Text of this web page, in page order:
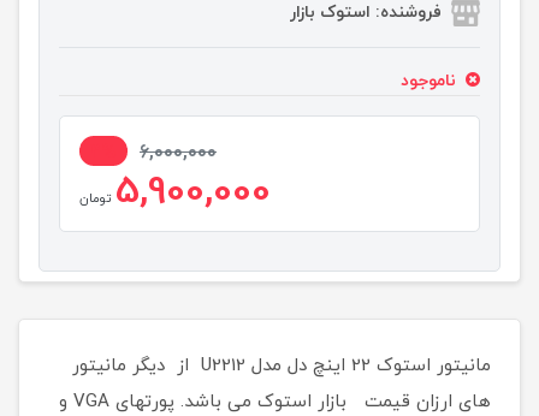
فروشنده: استوک بازار
ناموجود
6,000,000
5,900,000 تومان
مانیتور استوک 22 اینچ دل مدل U2212 از دیگر مانیتور
های ارزان قیمت بازار استوک می باشد. پورتهای VGA و